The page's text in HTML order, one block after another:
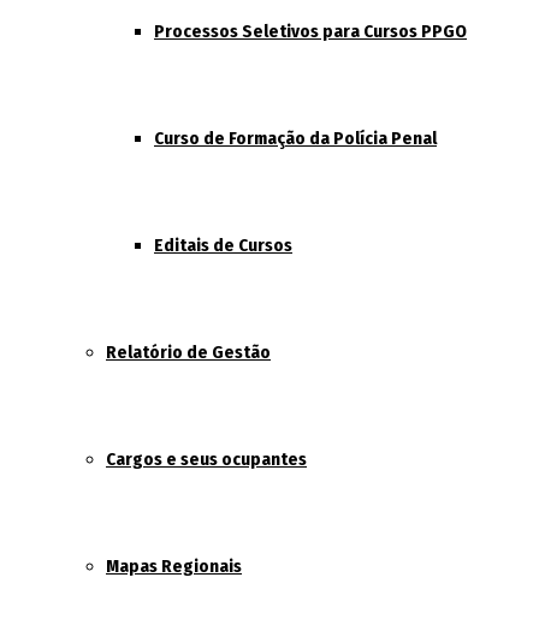
Processos Seletivos para Cursos PPGO
Curso de Formação da Polícia Penal
Editais de Cursos
Relatório de Gestão
Cargos e seus ocupantes
Mapas Regionais